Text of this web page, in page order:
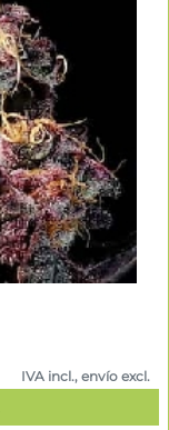
IVA incl., envío excl.